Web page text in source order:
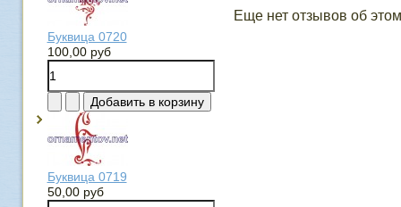
Буквица 0720
100,00 руб
Буквица 0719
50,00 руб
Еще нет отзывов об